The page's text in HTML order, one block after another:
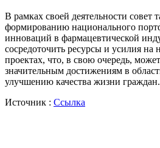
В рамках своей деятельности совет
формированию национального
инноваций в фармацевтической
сосредоточить ресурсы и усилия на
проектах, что, в свою очередь,
значительным достижениям в
улучшению качества жизни граждан.
Источник : Ссылка